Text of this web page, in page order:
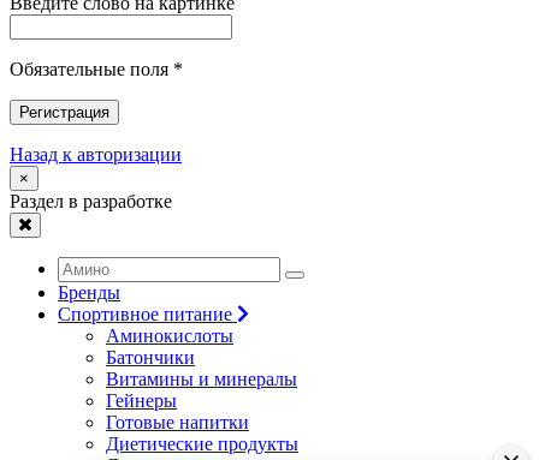
Обязательные поля *
Регистрация
Назад к авторизации
×
Раздел в разработке
Бренды
Спортивное питание
Аминокислоты
Батончики
Витамины и минералы
Гейнеры
Готовые напитки
Диетические продукты